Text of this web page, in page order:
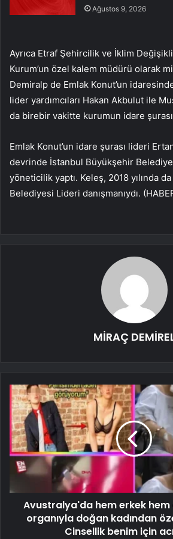
Ağustos 9, 2026
Ayrıca Etraf Şehircilik ve İklim
Kurum’un özel kalem müdürü olarak
Demiralp de Emlak Konut’un
lider yardımcıları Hakan Akbulut ile
da birebir vakitte kurumun idare
Emlak Konut’un idare şurası lideri
devrinde İstanbul Büyükşehir
yöneticilik yaptı. Keleş, 2018 yılında
Belediyesi Lideri danışmanıydı.
MİRAÇ
Avustralya'da hem erkek hem
organıyla doğan kadından
Cinsellik benim için